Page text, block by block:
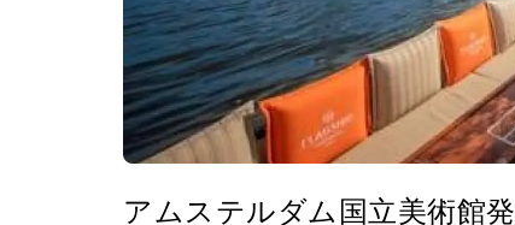
アムステルダム国立美術館